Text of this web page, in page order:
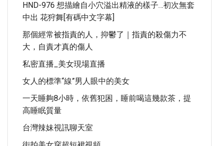
HND-976 想描繪自小穴溢出精液的樣子…初次無套
中出 花狩舞[有碼中文字幕]
那個經常被指責的人，抑鬱了｜指責的殺傷力不
大，自責才真的傷人
私密直播_美女現場直播
女人的標準“線”男人眼中的美女
一天睡夠8小時，依舊犯困，睡前喝這幾款茶，提
高睡眠質量
台灣辣妹視訊聊天室